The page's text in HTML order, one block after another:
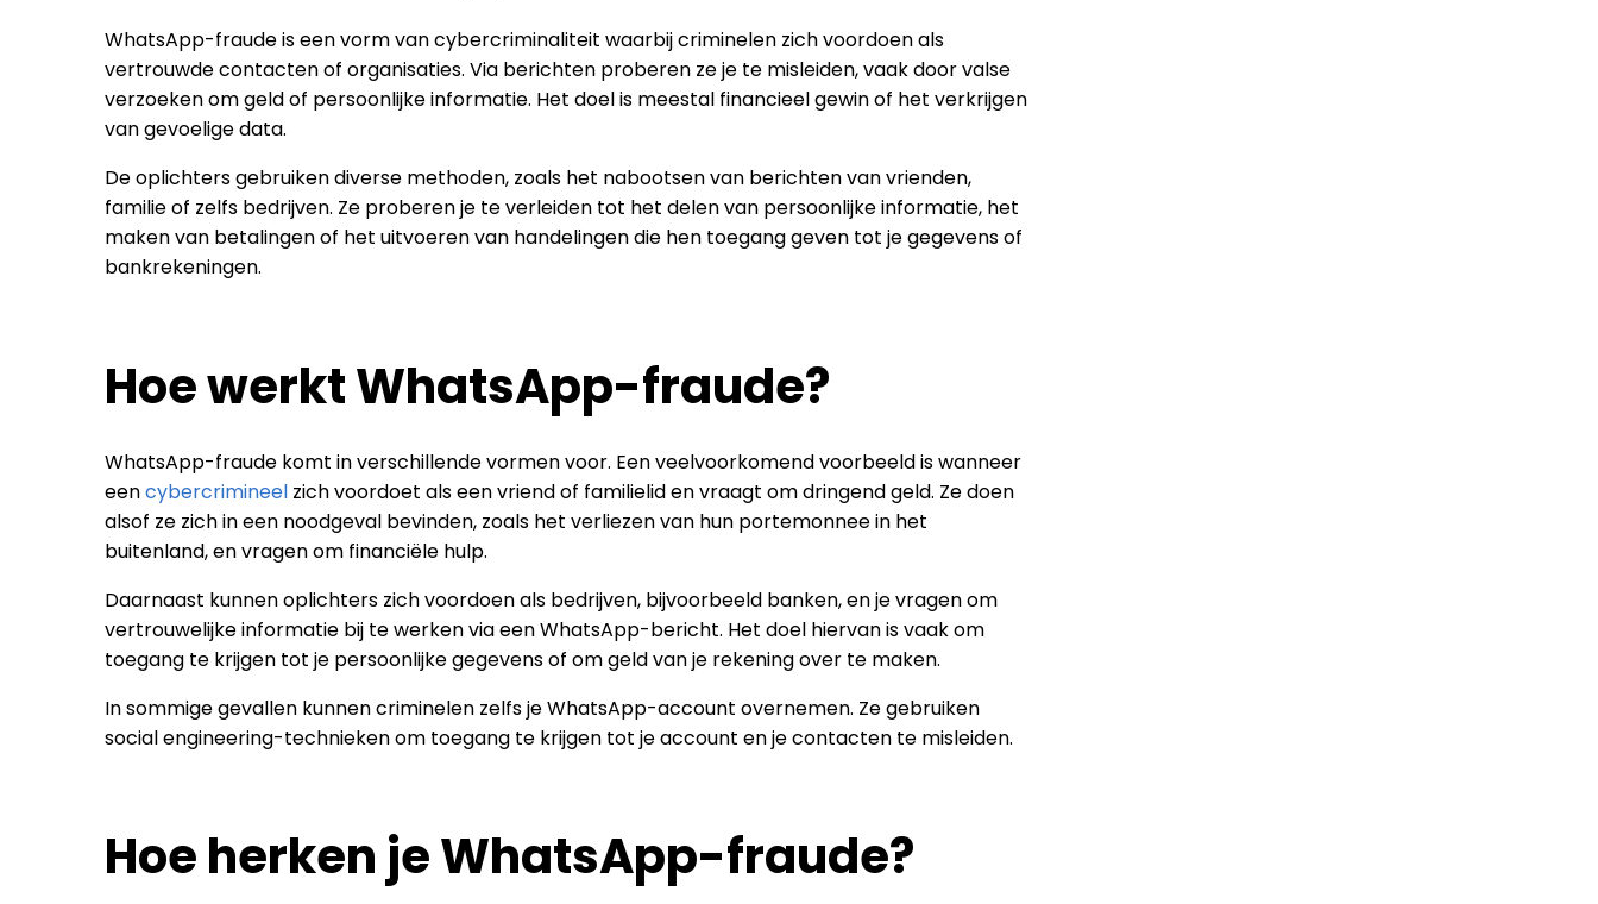
WhatsApp-fraude is een vorm van cybercriminaliteit waarbij criminelen zich voordoen als
vertrouwde contacten of organisaties. Via berichten proberen ze je te misleiden, vaak door valse
verzoeken om geld of persoonlijke informatie. Het doel is meestal financieel gewin of het verkrijgen
van gevoelige data.
De oplichters gebruiken diverse methoden, zoals het nabootsen van berichten van vrienden,
familie of zelfs bedrijven. Ze proberen je te verleiden tot het delen van persoonlijke informatie, het
maken van betalingen of het uitvoeren van handelingen die hen toegang geven tot je gegevens of
bankrekeningen.
Hoe werkt WhatsApp-fraude?
WhatsApp-fraude komt in verschillende vormen voor. Een veelvoorkomend voorbeeld is wanneer
eencybercrimineel zich voordoet als een vriend of familielid en vraagt om dringend geld. Ze doen
alsof ze zich in een noodgeval bevinden, zoals het verliezen van hun portemonnee in het
buitenland, en vragen om financiële hulp.
Daarnaast kunnen oplichters zich voordoen als bedrijven, bijvoorbeeld banken, en je vragen om
vertrouwelijke informatie bij te werken via een WhatsApp-bericht. Het doel hiervan is vaak om
toegang te krijgen tot je persoonlijke gegevens of om geld van je rekening over te maken.
In sommige gevallen kunnen criminelen zelfs je WhatsApp-account overnemen. Ze gebruiken
social engineering-technieken om toegang te krijgen tot je account en je contacten te misleiden.
Hoe herken je WhatsApp-fraude?